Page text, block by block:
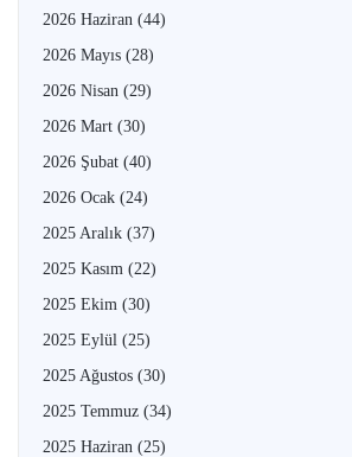
2026 Haziran (44)
2026 Mayıs (28)
2026 Nisan (29)
2026 Mart (30)
2026 Şubat (40)
2026 Ocak (24)
2025 Aralık (37)
2025 Kasım (22)
2025 Ekim (30)
2025 Eylül (25)
2025 Ağustos (30)
2025 Temmuz (34)
2025 Haziran (25)